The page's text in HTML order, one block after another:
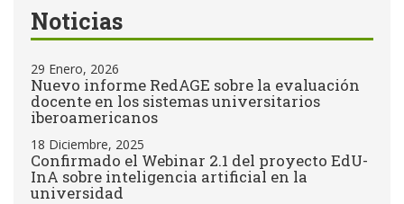
Noticias
29 Enero, 2026
Nuevo informe RedAGE sobre la evaluación
docente en los sistemas universitarios
iberoamericanos
18 Diciembre, 2025
Confirmado el Webinar 2.1 del proyecto EdU-
InA sobre inteligencia artificial en la
universidad